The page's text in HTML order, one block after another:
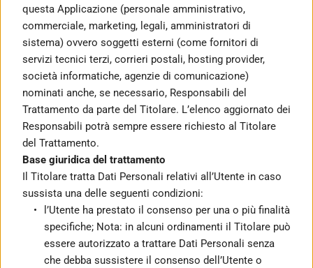
questa Applicazione (personale amministrativo,
commerciale, marketing, legali, amministratori di
sistema) ovvero soggetti esterni (come fornitori di
servizi tecnici terzi, corrieri postali, hosting provider,
società informatiche, agenzie di comunicazione)
nominati anche, se necessario, Responsabili del
Trattamento da parte del Titolare. L’elenco aggiornato dei
Responsabili potrà sempre essere richiesto al Titolare
del Trattamento.
Base giuridica del trattamento
Il Titolare tratta Dati Personali relativi all’Utente in caso
sussista una delle seguenti condizioni:
l’Utente ha prestato il consenso per una o più finalità
specifiche; Nota: in alcuni ordinamenti il Titolare può
essere autorizzato a trattare Dati Personali senza
che debba sussistere il consenso dell’Utente o